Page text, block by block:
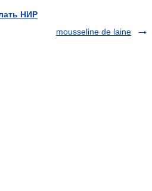
НИР
mousseline de laine